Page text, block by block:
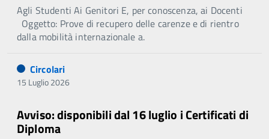
Agli Studenti Ai Genitori E, per conoscenza, ai Docenti
Oggetto: Prove di recupero delle carenze e di rientro
dalla mobilità internazionale a.
Circolari
15 Luglio 2026
Avviso: disponibili dal 16 luglio i Certificati di
Diploma